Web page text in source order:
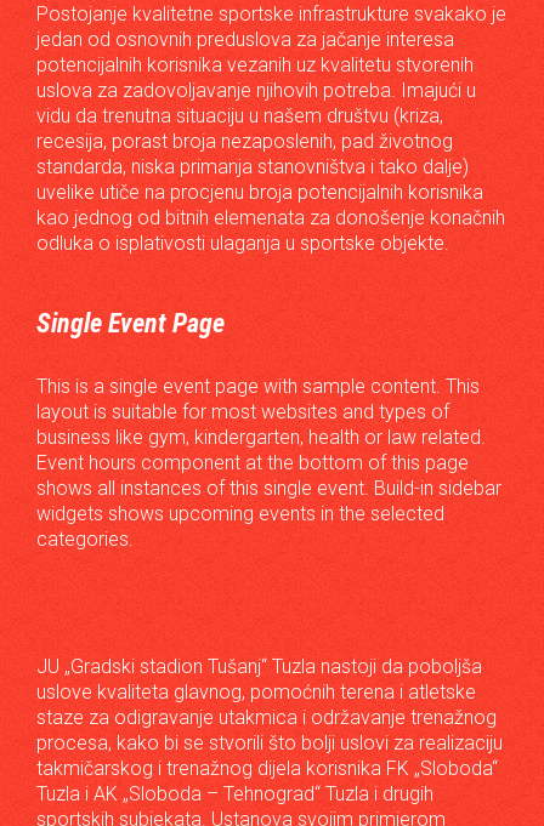
Postojanje kvalitetne sportske infrastrukture svakako je
jedan od osnovnih preduslova za jačanje interesa
potencijalnih korisnika vezanih uz kvalitetu stvorenih
uslova za zadovoljavanje njihovih potreba. Imajući u
vidu da trenutna situaciju u našem društvu (kriza,
recesija, porast broja nezaposlenih, pad životnog
standarda, niska primanja stanovništva i tako dalje)
uvelike utiče na procjenu broja potencijalnih korisnika
kao jednog od bitnih elemenata za donošenje konačnih
odluka o isplativosti ulaganja u sportske objekte.
Single Event Page
This is a single event page with sample content. This
layout is suitable for most websites and types of
business like gym, kindergarten, health or law related.
Event hours component at the bottom of this page
shows all instances of this single event. Build-in sidebar
widgets shows upcoming events in the selected
categories.
JU „Gradski stadion Tušanj“ Tuzla nastoji da poboljša
uslove kvaliteta glavnog, pomoćnih terena i atletske
staze za odigravanje utakmica i održavanje trenažnog
procesa, kako bi se stvorili što bolji uslovi za realizaciju
takmičarskog i trenažnog dijela korisnika FK „Sloboda“
Tuzla i AK „Sloboda – Tehnograd“ Tuzla i drugih
sportskih subjekata. Ustanova svojim primjerom